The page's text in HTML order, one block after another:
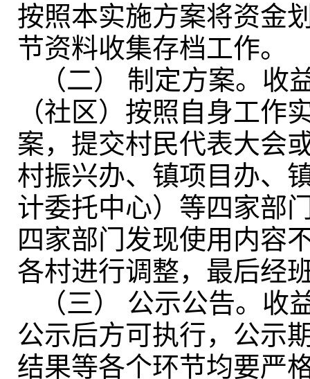
按照本实施方案将资金
节资料收集存档工作。
（二） 制定方案。 收
（社区）按照自身工作
案，提交村民代表大会
村振兴办、镇项目办、
计委托中心）等四家部
四家部门发现使用内容
各村进行调整，最后经
（三） 公示公告。 收
公示后方可执行， 公示
结果等各个环节均要严